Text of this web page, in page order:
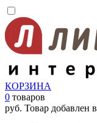
КОРЗИНА
0 товаров
руб. Товар добавлен